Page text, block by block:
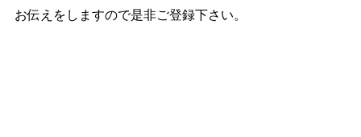
お伝えをしますので是非ご登録下さい。